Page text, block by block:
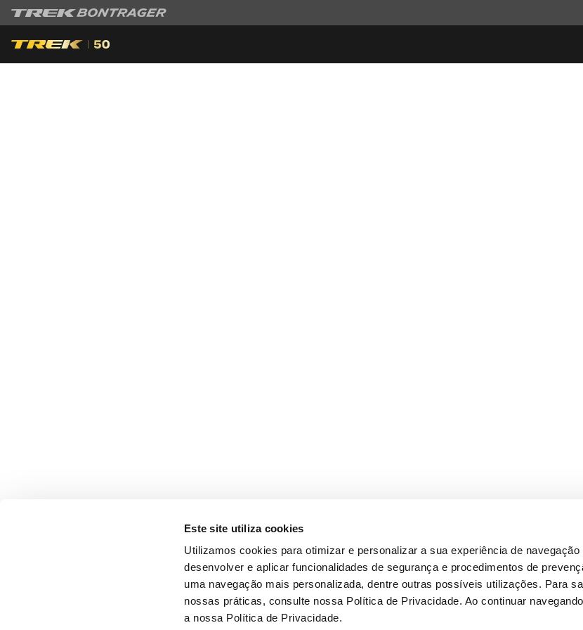
Este site utiliza cookies
Utilizamos cookies para otimizar e personalizar a sua experiência de navegação
desenvolver e aplicar funcionalidades de segurança e procedimentos de
uma navegação mais personalizada, dentre outras possíveis utilizações. Para
nossas práticas, consulte nossa Política de Privacidade. Ao continuar
a nossa Política de Privacidade.